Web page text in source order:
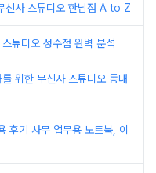
신사 스튜디오 한남점 A to Z
튜디오 성수점 완벽 분석
위한 무신사 스튜디오 동대
후기 사무 업무용 노트북, 이